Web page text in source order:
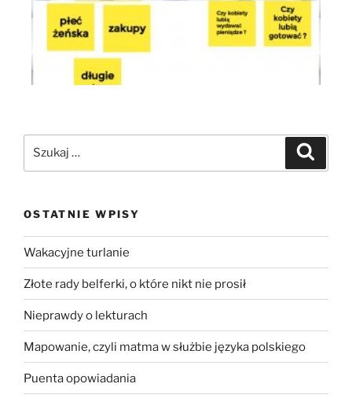
OSTATNIE WPISY
Wakacyjne turlanie
Złote rady belferki, o które nikt nie prosił
Nieprawdy o lekturach
Mapowanie, czyli matma w służbie języka polskiego
Puenta opowiadania